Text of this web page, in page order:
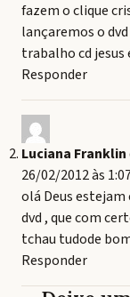
fazem o clique
lançaremos o
trabalho cd jesus
Responder
Luciana Franklin
26/02/2012 às
olá Deus estejam
dvd , que com
tchau tudode
Responder